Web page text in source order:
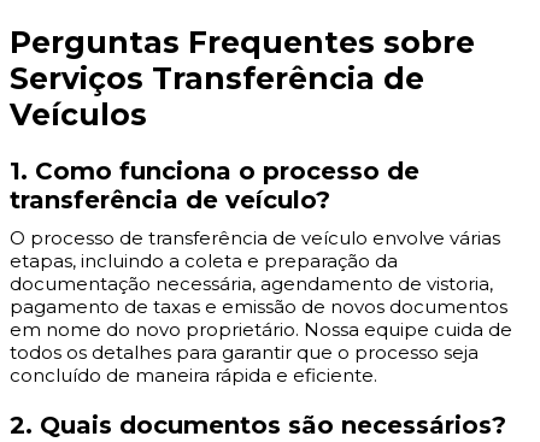
Perguntas Frequentes sobre
Serviços Transferência de
Veículos
1. Como funciona o processo de
transferência de veículo?
O processo de transferência de veículo envolve várias
etapas, incluindo a coleta e preparação da
documentação necessária, agendamento de vistoria,
pagamento de taxas e emissão de novos documentos
em nome do novo proprietário. Nossa equipe cuida de
todos os detalhes para garantir que o processo seja
concluído de maneira rápida e eficiente.
2. Quais documentos são necessários?